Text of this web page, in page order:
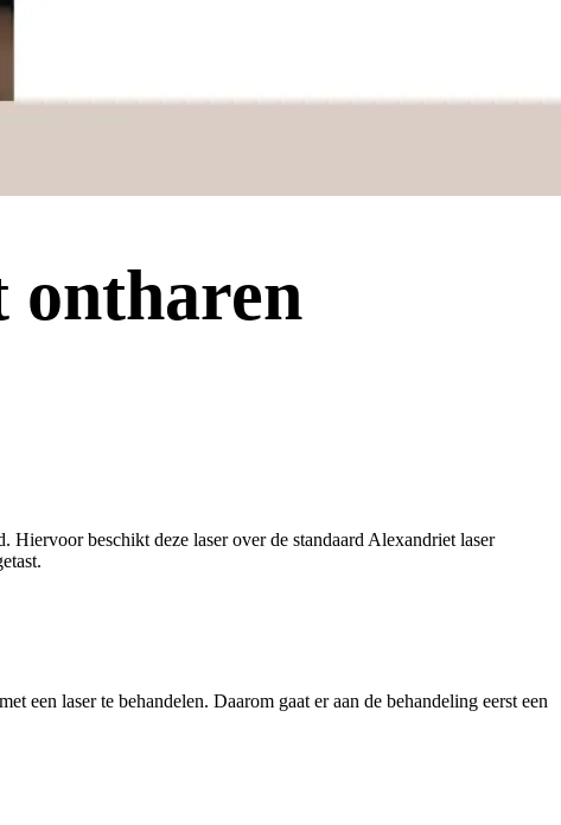
ontharen
Hiervoor beschikt deze laser over de standaard Alexandriet laser
een laser te behandelen. Daarom gaat er aan de behandeling eerst een